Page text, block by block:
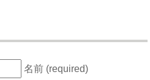
名前 (required)